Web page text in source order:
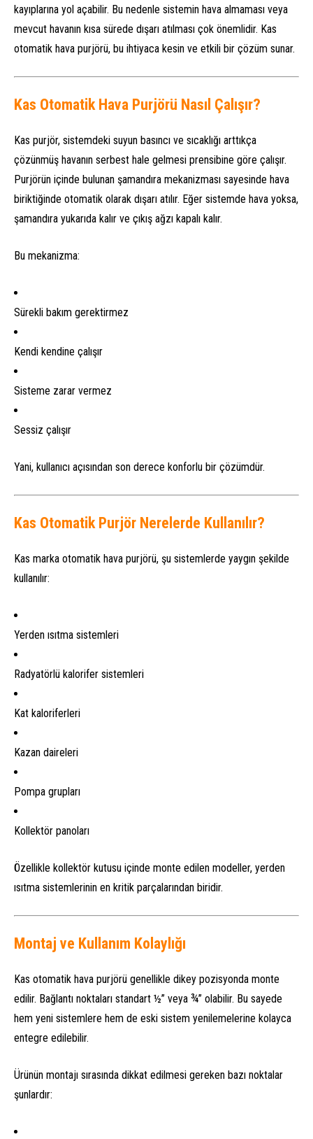
kayıplarına yol açabilir. Bu nedenle sistemin hava almaması veya
mevcut havanın kısa sürede dışarı atılması çok önemlidir. Kas
otomatik hava purjörü, bu ihtiyaca kesin ve etkili bir çözüm sunar.
Kas Otomatik Hava Purjörü Nasıl Çalışır?
Kas purjör, sistemdeki suyun basıncı ve sıcaklığı arttıkça
çözünmüş havanın serbest hale gelmesi prensibine göre çalışır.
Purjörün içinde bulunan şamandıra mekanizması sayesinde hava
biriktiğinde otomatik olarak dışarı atılır. Eğer sistemde hava yoksa,
şamandıra yukarıda kalır ve çıkış ağzı kapalı kalır.
Bu mekanizma:
Sürekli bakım gerektirmez
Kendi kendine çalışır
Sisteme zarar vermez
Sessiz çalışır
Yani, kullanıcı açısından son derece konforlu bir çözümdür.
Kas Otomatik Purjör Nerelerde Kullanılır?
Kas marka otomatik hava purjörü, şu sistemlerde yaygın şekilde
kullanılır:
Yerden ısıtma sistemleri
Radyatörlü kalorifer sistemleri
Kat kaloriferleri
Kazan daireleri
Pompa grupları
Kollektör panoları
Özellikle kollektör kutusu içinde monte edilen modeller, yerden
ısıtma sistemlerinin en kritik parçalarından biridir.
Montaj ve Kullanım Kolaylığı
Kas otomatik hava purjörü genellikle dikey pozisyonda monte
edilir. Bağlantı noktaları standart ½” veya ¾” olabilir. Bu sayede
hem yeni sistemlere hem de eski sistem yenilemelerine kolayca
entegre edilebilir.
Ürünün montajı sırasında dikkat edilmesi gereken bazı noktalar
şunlardır: